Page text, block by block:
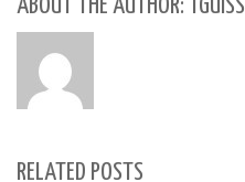
ABOUT THE AUTHOR: TGUISS
RELATED POSTS